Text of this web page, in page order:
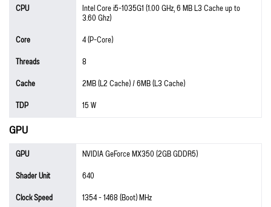
CPU Intel Core i5-1035G1 (1.00 GHz, 6 MB L3 Cache up to
3.60 Ghz)
Core
4 (P-Core)
Threads
8
Cache
2MB (L2 Cache) / 6MB (L3 Cache)
TDP
15 W
GPU
GPU
NVIDIA GeForce MX350 (2GB GDDR5)
Shader Unit
640
Clock Speed
1354 - 1468 (Boot) MHz